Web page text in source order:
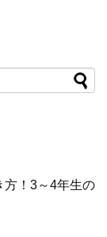
方！3～4年生の